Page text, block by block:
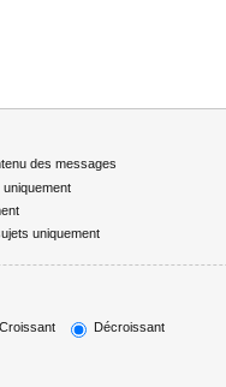
des messages
uniquement
Croissant Décroissant